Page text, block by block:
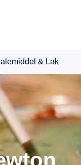
& Lak